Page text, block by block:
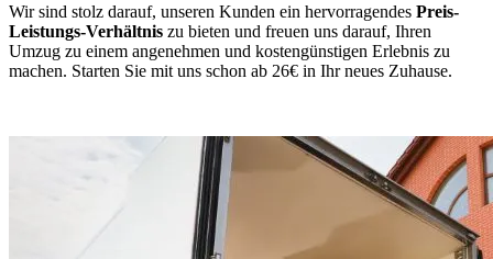
Wir sind stolz darauf, unseren Kunden ein hervorragendes Preis-
Leistungs-Verhältnis zu bieten und freuen uns darauf, Ihren
Umzug zu einem angenehmen und kostengünstigen Erlebnis zu
machen. Starten Sie mit uns schon ab 26€ in Ihr neues Zuhause.